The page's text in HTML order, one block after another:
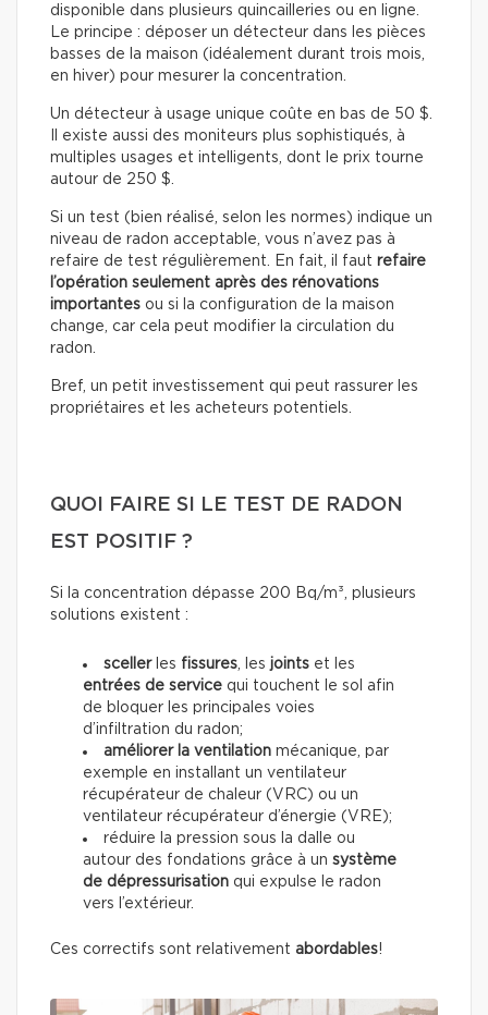
disponible dans plusieurs quincailleries ou en ligne.
Le principe : déposer un détecteur dans les pièces
basses de la maison (idéalement durant trois mois,
en hiver) pour mesurer la concentration.
Un détecteur à usage unique coûte en bas de 50 $.
Il existe aussi des moniteurs plus sophistiqués, à
multiples usages et intelligents, dont le prix tourne
autour de 250 $.
Si un test (bien réalisé, selon les normes) indique un
niveau de radon acceptable, vous n’avez pas à
refaire de test régulièrement. En fait, il faut refaire
l’opération seulement après des rénovations
importantes ou si la configuration de la maison
change, car cela peut modifier la circulation du
radon.
Bref, un petit investissement qui peut rassurer les
propriétaires et les acheteurs potentiels.
QUOI FAIRE SI LE TEST DE RADON
EST POSITIF ?
Si la concentration dépasse 200 Bq/m³, plusieurs
solutions existent :
sceller les fissures , les joints et les
entrées de service qui touchent le sol afin
de bloquer les principales voies
d’infiltration du radon;
améliorer la ventilation mécanique, par
exemple en installant un ventilateur
récupérateur de chaleur (VRC) ou un
ventilateur récupérateur d’énergie (VRE);
réduire la pression sous la dalle ou
autour des fondations grâce à un système
de dépressurisation qui expulse le radon
vers l’extérieur.
Ces correctifs sont relativement abordables!